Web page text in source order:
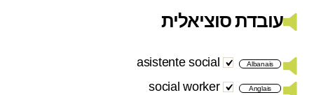
עובדת סוציאלית
Albanais
asistente social
Anglais
social worker